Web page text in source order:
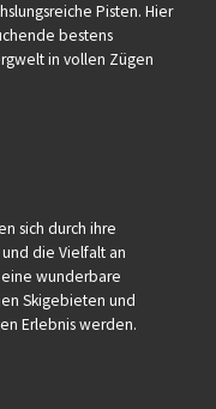
Pisten. Hier
bestens
in vollen Zügen
sich durch ihre
die Vielfalt an
wunderbare
Skigebieten und
Erlebnis werden.